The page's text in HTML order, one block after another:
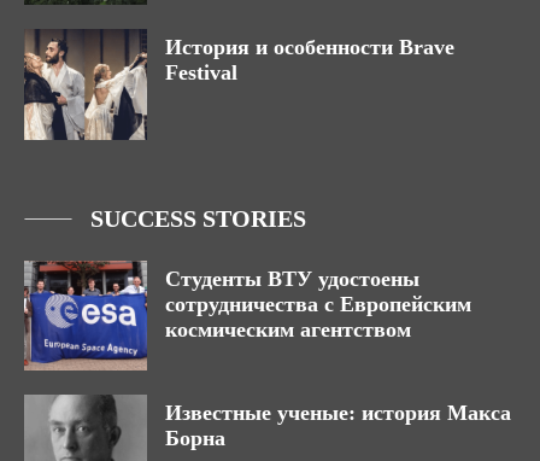
История и особенности Brave
Festival
SUCCESS STORIES
Студенты ВТУ удостоены
сотрудничества с Европейским
космическим агентством
Известные ученые: история Макса
Борна